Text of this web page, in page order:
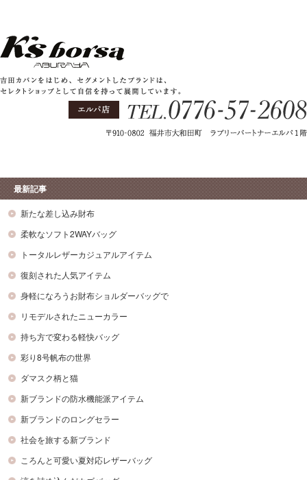
最新記事
新たな差し込み財布
柔軟なソフト2WAYバッグ
トータルレザーカジュアルアイテム
復刻された人気アイテム
身軽になろうお財布ショルダーバッグで
リモデルされたニューカラー
持ち方で変わる軽快バッグ
彩り8号帆布の世界
ダマスク柄と猫
新ブランドの防水機能派アイテム
新ブランドのロングセラー
社会を旅する新ブランド
ころんと可愛い夏対応レザーバッグ